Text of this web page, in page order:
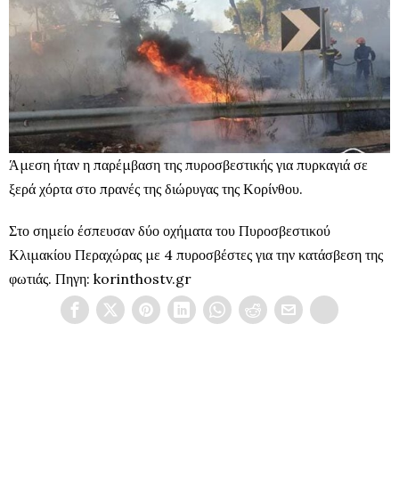
Άμεση ήταν η παρέμβαση της πυροσβεστικής για πυρκαγιά σε
ξερά χόρτα στο πρανές της διώρυγας της Κορίνθου.
Στο σημείο έσπευσαν δύο οχήματα του Πυροσβεστικού
Κλιμακίου Περαχώρας με 4 πυροσβέστες για την κατάσβεση της
φωτιάς. Πηγη: korinthostv.gr